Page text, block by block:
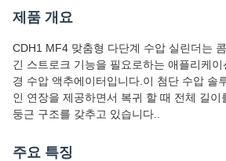
제품 개요
CDH1 MF4 맞춤형 다단계 수압 실린더는
긴 스트로크 기능을 필요로하는 애플리케
경 수압 액추에이터입니다.이 첨단 수압 솔
인 연장을 제공하면서 복귀 할 때 전체 길이
둥근 구조를 갖추고 있습니다..
주요 특징